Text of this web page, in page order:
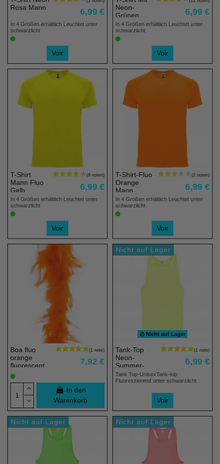
Rosa Mann
(3 noten)
6,99 €
In 4 Größen erhältlich Leuchtet unter
schwarzlicht
Voir
Neon-
Grünen
Mann
6,99 €
In 4 Größen erhältlich Leuchtet unter
schwarzlicht
Voir
T-Shirt
Mann Fluo
Gelb
6,99 €
In 4 Größen erhältlich Leuchtet unter
schwarzlicht
Voir
T-Shirt-Fluo
Orange
Mann
6,99 €
In 4 Größen erhältlich Leuchtet unter
schwarzlicht
Voir
Boa fluo
orange
fluorescent
2m45
7,92 €
In den
Warenkorb
Nicht auf Lager
Nicht auf Lager
Tank-Top
Neon-
Summer-
Party Gelb
6,99 €
Tank Top-UnisexTank-top
Fluoreszierend unter schwarzlicht
Voir
Nicht auf Lager Nicht auf Lager